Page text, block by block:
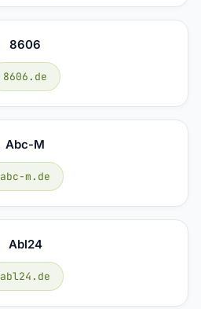
8606
8606.de
Abc-M
abc-m.de
Abl24
abl24.de